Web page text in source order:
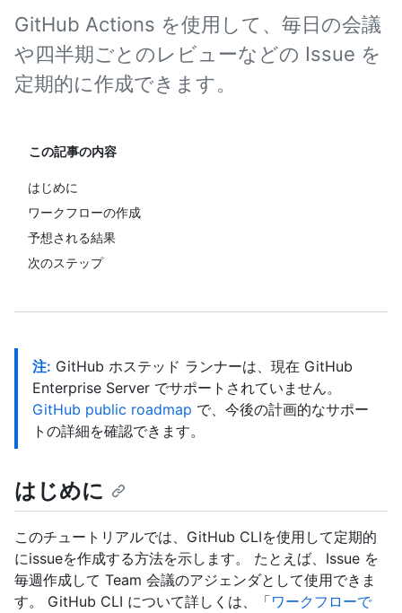
GitHub Actions を使用して、毎日の会議
や四半期ごとのレビューなどの Issue を
定期的に作成できます。
この記事の内容
はじめに
ワークフローの作成
予想される結果
次のステップ
注: GitHub ホステッド ランナーは、現在 GitHub
Enterprise Server でサポートされていません。
GitHub public roadmap で、今後の計画的なサポー
トの詳細を確認できます。
はじめに
このチュートリアルでは、GitHub CLIを使用して定期的
にissueを作成する方法を示します。 たとえば、Issue を
毎週作成して Team 会議のアジェンダとして使用できま
す。 GitHub CLI について詳しくは、「ワークフローで